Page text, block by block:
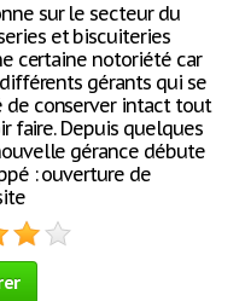
sur le secteur du
et biscuiteries
certaine notoriété car
gérants qui se
conserver intact tout
faire. Depuis quelques
gérance débute
: ouverture de